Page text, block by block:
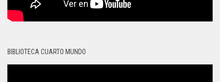
BIBLIOTECA CUARTO MUNDO